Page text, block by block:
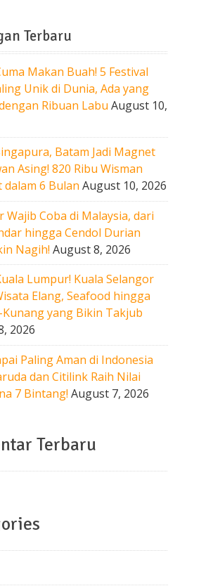
Terbaru
Makan Buah! 5 Festival
Unik di Dunia, Ada yang
Ribuan Labu August 10,
Batam Jadi Magnet
Asing! 820 Ribu Wisman
dalam 6 Bulan August 10, 2026
Wajib Coba di Malaysia, dari
hingga Cendol Durian
Nagih! August 8, 2026
Lumpur! Kuala Selangor
Elang, Seafood hingga
yang Bikin Takjub
2026
Paling Aman di Indonesia
dan Citilink Raih Nilai
7 Bintang! August 7, 2026
Terbaru